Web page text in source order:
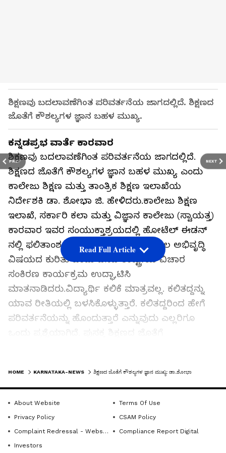
PREV NEXT
ಶಿಕ್ಷಣವು ಬದಲಾವಣೆಗಿಂತ ಪರಿವರ್ತನೆಯ ಜಾಗದಲ್ಲಿದೆ. ಶಿಕ್ಷಣದ
ಜೊತೆಗೆ ಕೌಶಲ್ಯಗಳ ಜ್ಞಾನ ಬಹಳ ಮುಖ್ಯ.
ಕನ್ನಡಪ್ರಭ ವಾರ್ತೆ ಕಾರವಾರ
ಶಿಕ್ಷಣವು ಬದಲಾವಣೆಗಿಂತ ಪರಿವರ್ತನೆಯ ಜಾಗದಲ್ಲಿದೆ.
ಶಿಕ್ಷಣದ ಜೊತೆಗೆ ಕೌಶಲ್ಯಗಳ ಜ್ಞಾನ ಬಹಳ ಮುಖ್ಯ ಎಂದು
ಕಾಲೇಜು ಶಿಕ್ಷಣ ಮತ್ತು ತಾಂತ್ರಿಕ ಶಿಕ್ಷಣ ಇಲಾಖೆಯ
ನಿರ್ದೇಶಕಿ ಡಾ. ಶೋಭಾ ಜಿ. ಹೇಳಿದರು.ಕಾಲೇಜು ಶಿಕ್ಷಣ
ಇಲಾಖೆ, ಸರ್ಕಾರಿ ಕಲಾ ಮತ್ತು ವಿಜ್ಞಾನ ಕಾಲೇಜು (ಸ್ವಾಯತ್ತ)
ಕಾರವಾರ ಇವರ ಸಂಯುಕ್ತಾಶ್ರಯದಲ್ಲಿ ಹೋಟೆಲ್ ಈಡನ್
ನಲ್ಲಿ ಫಲಿತಾಂಶ ಆಧಾರಿತ ಶಿಕ್ಷಣ ಮತ್ತು ಕೌಶ್ಯಲ ಅಭಿವೃದ್ಧಿ
ವಿಷಯದ ಕುರಿತು ಒಂದು ದಿನದ ರಾಷ್ಟ್ರೀಯ ವಿಚಾರ
ಸಂಕಿರಣ ಕಾರ್ಯಕ್ರಮ ಉದ್ಘಾಟಿಸಿ
ಮಾತನಾಡಿದರು.ವಿದ್ಯಾರ್ಥಿ ಕಲಿಕೆ ಮಾತ್ರವಲ್ಲ. ಕಲಿತದ್ದನ್ನು
ಯಾವ ರೀತಿಯಲ್ಲಿ ಬಳಸಿಕೊಳ್ಳುತ್ತಾರೆ. ಕಲಿತದ್ದರಿಂದ ಹೇಗೆ
ಪರಿವರ್ತನೆಯನ್ನು ಹೊಂದುತ್ತಾರೆ ಎನ್ನುವುದು ಎಲ್ಲರಿಗೂ
ಡಿಜಿಟಲ್ ಕೌಶಲ್ಯಗಳು ವಿದ್ಯಾರ್ಥಿಗಳ ಮುಂದಿನ ಭವಿಷ್ಯದಲ್ಲಿ
ಮಹತ್ವದ ಪಾತ್ರ ವಹಿಸುತ್ತದೆ. ಶಿಕ್ಷಣವು ವಿದ್ಯಾರ್ಥಿ
ಭವಿಷ್ಯವನ್ನು ರೂಪಿಸುತ್ತದೆ. ಉಪನ್ಯಾಸಕರು ಕೌಶಲ್ಯಗಳ
ಜ್ಞಾನವನ್ನು ಪಡೆದು ವಿದ್ಯಾರ್ಥಿಗಳನ್ನು ಬದಲಾವಣೆ
ಮಾಡಬೇಕು ಎಂದರು.ಕಾರ್ಯಕ್ರಮದಲ್ಲಿ ಸರ್ಕಾರಿ ಕಲಾ
ಮತ್ತು ವಿಜ್ಞಾನ ಕಾಲೇಜು(ಸ್ವಾಯತ್ತ) ಪ್ರಾಂಶುಪಾಲೆ ಗೀತಾ
Read Full Article
HOME KARNATAKA-NEWS ಶಿಕ್ಷಣದ ಜೊತೆಗೆ ಕೌಶಲ್ಯಗಳ ಜ್ಞಾನ ಮುಖ್ಯ: ಡಾ.ಶೋಭಾ
About Website
Terms Of Use
Privacy Policy
CSAM Policy
Complaint Redressal - Website
Compliance Report Digital
Investors